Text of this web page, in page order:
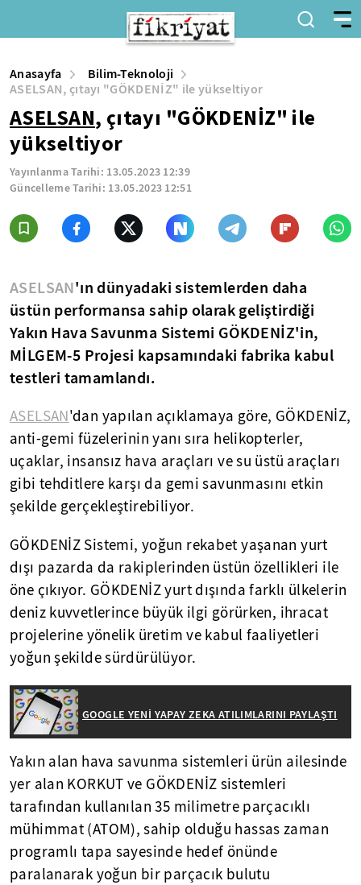
Anasayfa
Bilim-Teknoloji
ASELSAN, çıtayı "GÖKDENİZ" ile yükseltiyor
ASELSAN, çıtayı "GÖKDENİZ" ile
yükseltiyor
Yayınlanma Tarihi: 13.05.2023 12:39
Güncelleme Tarihi: 13.05.2023 12:51
ASELSAN'ın dünyadaki sistemlerden daha
üstün performansa sahip olarak geliştirdiği
Yakın Hava Savunma Sistemi GÖKDENİZ'in,
MİLGEM-5 Projesi kapsamındaki fabrika kabul
testleri tamamlandı.
ASELSAN'dan yapılan açıklamaya göre, GÖKDENİZ,
anti-gemi füzelerinin yanı sıra helikopterler,
uçaklar, insansız hava araçları ve su üstü araçları
gibi tehditlere karşı da gemi savunmasını etkin
şekilde gerçekleştirebiliyor.
GÖKDENİZ Sistemi, yoğun rekabet yaşanan yurt
dışı pazarda da rakiplerinden üstün özellikleri ile
öne çıkıyor. GÖKDENİZ yurt dışında farklı ülkelerin
deniz kuvvetlerince büyük ilgi görürken, ihracat
projelerine yönelik üretim ve kabul faaliyetleri
yoğun şekilde sürdürülüyor.
GOOGLE YENİ YAPAY ZEKA ATILIMLARINI PAYLAŞTI
Yakın alan hava savunma sistemleri ürün ailesinde
yer alan KORKUT ve GÖKDENİZ sistemleri
tarafından kullanılan 35 milimetre parçacıklı
mühimmat (ATOM), sahip olduğu hassas zaman
programlı tapa sayesinde hedef önünde
paralanarak yoğun bir parçacık bulutu